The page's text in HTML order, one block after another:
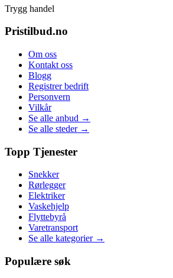
Trygg handel
Pristilbud.no
Om oss
Kontakt oss
Blogg
Registrer bedrift
Personvern
Vilkår
Se alle anbud →
Se alle steder →
Topp Tjenester
Snekker
Rørlegger
Elektriker
Vaskehjelp
Flyttebyrå
Varetransport
Se alle kategorier →
Populære søk